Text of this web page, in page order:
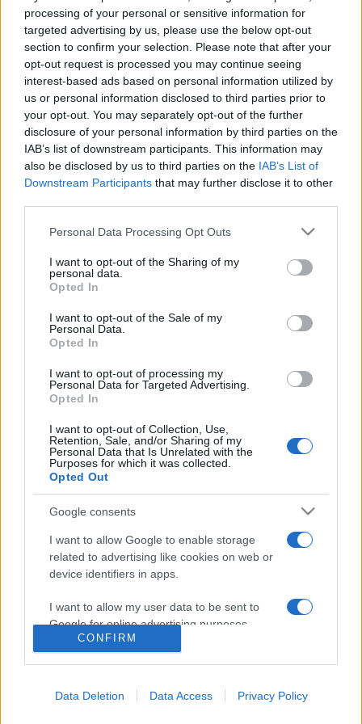
processing of your personal or sensitive information for
targeted advertising by us, please use the below opt-out
section to confirm your selection. Please note that after your
opt-out request is processed you may continue seeing
interest-based ads based on personal information utilized by
us or personal information disclosed to third parties prior to
your opt-out. You may separately opt-out of the further
disclosure of your personal information by third parties on the
IAB’s list of downstream participants. This information may
also be disclosed by us to third parties on the IAB’s List of
Downstream Participants that may further disclose it to other
Please note that this website/app uses one or more Google
not limited to your visit or usage behaviour. You may click to
grant or deny consent to Google and its third-party tags to
use your data for below specified purposes in below Google
consent section.
Personal Data Processing Opt Outs
I want to opt-out of the Sharing of my
personal data.
Opted In
I want to opt-out of the Sale of my
Personal Data.
Opted In
I want to opt-out of processing my
Personal Data for Targeted Advertising.
Opted In
I want to opt-out of Collection, Use,
Retention, Sale, and/or Sharing of my
Personal Data that Is Unrelated with the
Purposes for which it was collected.
Opted Out
Google consents
I want to allow Google to enable storage
related to advertising like cookies on web or
device identifiers in apps.
I want to allow my user data to be sent to
Google for online advertising purposes.
I want to allow Google to send me
CONFIRM
Data Deletion Data Access Privacy Policy
amely az irodalmi kánonok alakulásának politikai
befolyásolására és különösen a kánonok egységesítésére
irányul".
Mint írták, a tokaji írótábor idei tanácskozásának célja a
kommunista diktatúra 1945-1965 közötti időszakában
"elhallgatatott, eltagadott írók visszaemelése volt az
irodalmi köztudatba", mert "nem kaphatunk valós képet az
elmúlt évszázad magyar szellemi folyamatairól, ha e
folyamatok meghatározó résztvevőinek jelentős részét
továbbra is tabunak tekintjük, könyveik egykori bezúzása
után az emlékezetünkből is kitörüljük őket".
Emlékeztettek arra: 1990 után megindult az irodalmi
kánonok kiegészítése, és az utóbbi években az olvasó
közönség is felfedezett addig elhallgatott írókat. Úgy
fogalmaztak: a tokaji írótábor tanácskozásán mégis azzal
Hozzátették: "a diktatúra első, majd további évtizedei
kártevéseinek sokféle módozatára csak módszeres,
őszinte és közös erőfeszítéssel deríthetünk fényt, mi, írók,
irodalmárok".
MEGOSZTÁS